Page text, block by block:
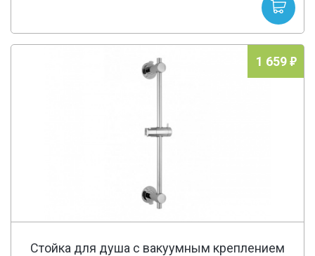
1 659
Стойка для душа с вакуумным креплением